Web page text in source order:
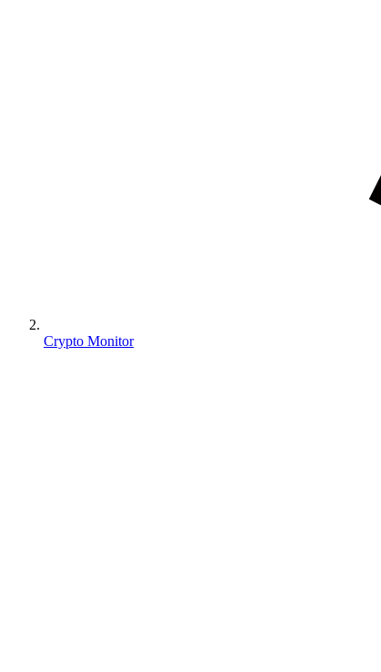
Crypto Monitor